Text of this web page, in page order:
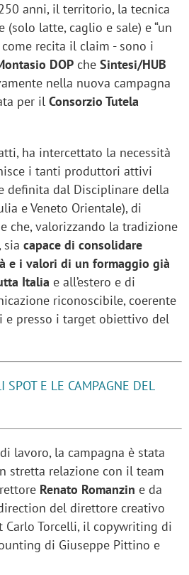
anni, il territorio, la tecnica
latte, caglio e sale) e “un
come recita il claim - sono i
DOP che Sintesi/HUB
nella nuova campagna
per il Consorzio Tutela
ha intercettato la necessità
i tanti produttori attivi
definita dal Disciplinare della
e Veneto Orientale), di
che, valorizzando la tradizione
sia capace di consolidare
e i valori di un formaggio già
Italia e all’estero e di
riconoscibile, coerente
e presso i target obiettivo del
SPOT E LE CAMPAGNE DEL
lavoro, la campagna è stata
stretta relazione con il team
Renato Romanzin e da
del direttore creativo
Carlo Torcelli, il copywriting di
di Giuseppe Pittino e